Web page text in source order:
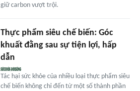
giữ carbon vượt trội.
Thực phẩm siêu chế biến: Góc
khuất đằng sau sự tiện lợi, hấp
dẫn
Tác hại sức khỏe của nhiều loại thực phẩm siêu
chế biến không chỉ đến từ một số thành phần